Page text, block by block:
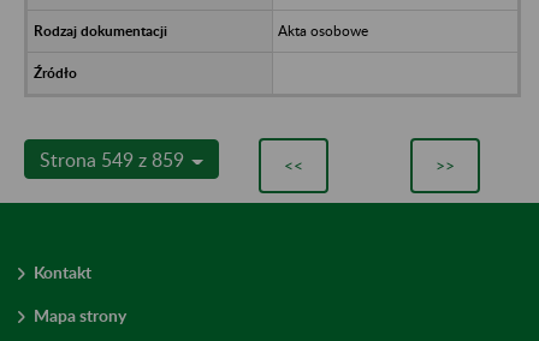
Akta osobowe
Strona 549 z 859 << >>
Kontakt
Mapa strony